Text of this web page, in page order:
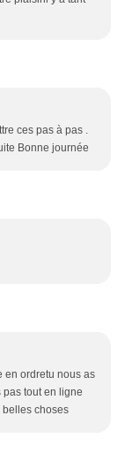
ces pas à pas .
Bonne journée
en ordretu nous as
pas tout en ligne
belles choses